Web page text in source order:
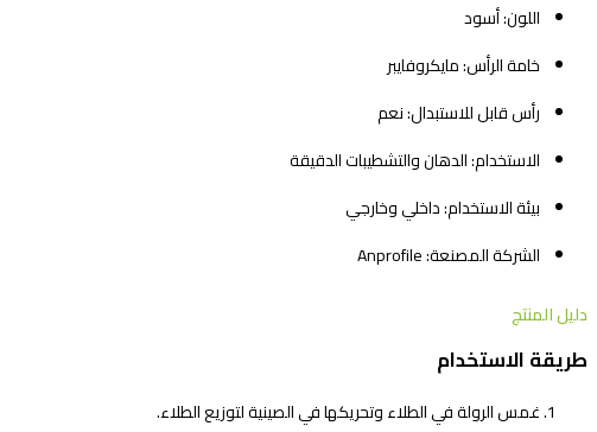
اللون: أسود
خامة الرأس: مايكروفايبر
رأس قابل للاستبدال: نعم
الاستخدام: الدهان والتشطيبات الدقيقة
بيئة الاستخدام: داخلي وخارجي
الشركة المصنعة: Anprofile
دليل المنتج
طريقة الاستخدام
غمس الرولة في الطلاء وتحريكها في الصينية لتوزيع الطلاء.